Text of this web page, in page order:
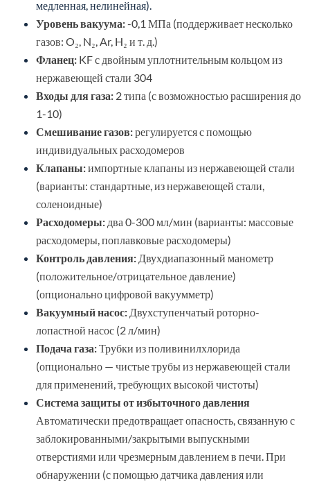
медленная, нелинейная).
Уровень вакуума:-0,1 МПа (поддерживает несколько
газов: O₂, N₂, Ar, H₂ и т. д.)
Фланец: KF с двойным уплотнительным кольцом из
нержавеющей стали 304
Входы для газа: 2 типа (с возможностью расширения до
1-10)
Смешивание газов:регулируется с помощью
индивидуальных расходомеров
Клапаны:импортные клапаны из нержавеющей стали
(варианты: стандартные, из нержавеющей стали,
соленоидные)
Расходомеры: два 0-300 мл/мин (варианты: массовые
расходомеры, поплавковые расходомеры)
Контроль давления: Двухдиапазонный манометр
(положительное/отрицательное давление)
(опционально цифровой вакуумметр)
Вакуумный насос: Двухступенчатый роторно-
лопастной насос (2 л/мин)
Подача газа:Трубки из поливинилхлорида
(опционально — чистые трубы из нержавеющей стали
для применений, требующих высокой чистоты)
Система защиты от избыточного давления
Автоматически предотвращает опасность, связанную с
заблокированными/закрытыми выпускными
отверстиями или чрезмерным давлением в печи. При
обнаружении (с помощью датчика давления или